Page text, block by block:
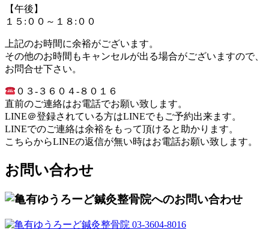
【午後】
１５:００～１８:００
上記のお時間に余裕がございます。
その他のお時間もキャンセルが出る場合がございますので、
お問合せ下さい。
０３-３６０４-８０１６
直前のご連絡はお電話でお願い致します。
LINE＠登録されている方はLINEでもご予約出来ます。
LINEでのご連絡は余裕をもって頂けると助かります。
こちらからLINEの返信が無い時はお電話お願い致します。
お問い合わせ